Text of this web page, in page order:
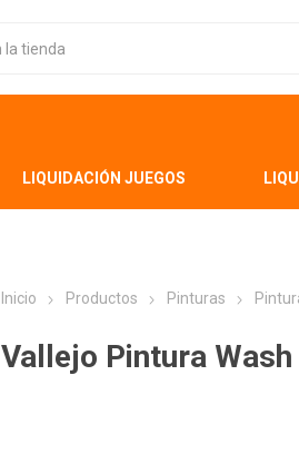
LIQUIDACIÓN JUEGOS
Inicio Productos Pinturas
Vallejo Pintura